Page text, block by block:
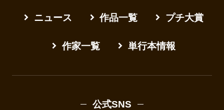
ニュース 作品一覧 プチ大賞
作家一覧 単行本情報
公式SNS